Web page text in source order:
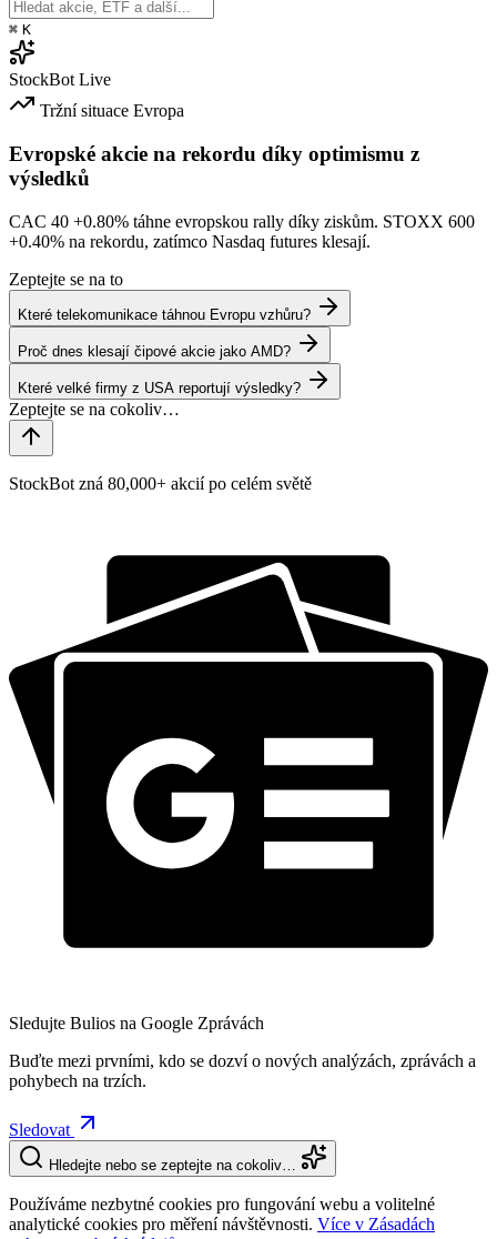
⌘ K
StockBot Live
Tržní situace Evropa
Evropské akcie na rekordu díky optimismu z
výsledků
CAC 40 +0.80% táhne evropskou rally díky ziskům. STOXX 600
+0.40% na rekordu, zatímco Nasdaq futures klesají.
Zeptejte se na to
Které telekomunikace táhnou Evropu vzhůru?
Proč dnes klesají čipové akcie jako AMD?
Které velké firmy z USA reportují výsledky?
StockBot zná 80,000+ akcií po celém světě
Sledujte Bulios na Google Zprávách
Buďte mezi prvními, kdo se dozví o nových analýzách, zprávách a
pohybech na trzích.
Sledovat
Hledejte nebo se zeptejte na cokoliv…
Používáme nezbytné cookies pro fungování webu a volitelné
analytické cookies pro měření návštěvnosti. Více v Zásadách